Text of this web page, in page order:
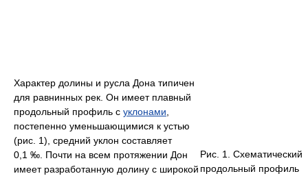
Рис. 1. Схематический
продольный профиль
Характер долины и русла Дона типичен
для равнинных рек. Он имеет плавный
продольный профиль с уклонами,
постепенно уменьшающимися к устью
(рис. 1), средний уклон составляет
0,1 ‰. Почти на всем протяжении Дон
имеет разработанную долину с широкой